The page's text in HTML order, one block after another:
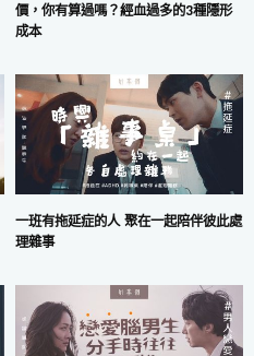
價，你有算過嗎？經血過多的3種隱形
成本
一班有拖延症的人 聚在一起陪伴彼此處
理雜事